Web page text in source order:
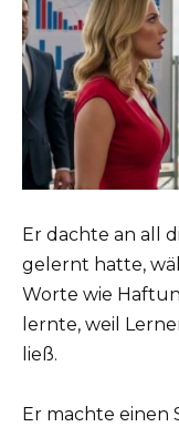
Er dachte an all
gelernt hatte,
Worte wie
lernte, weil
ließ.
Er machte einen